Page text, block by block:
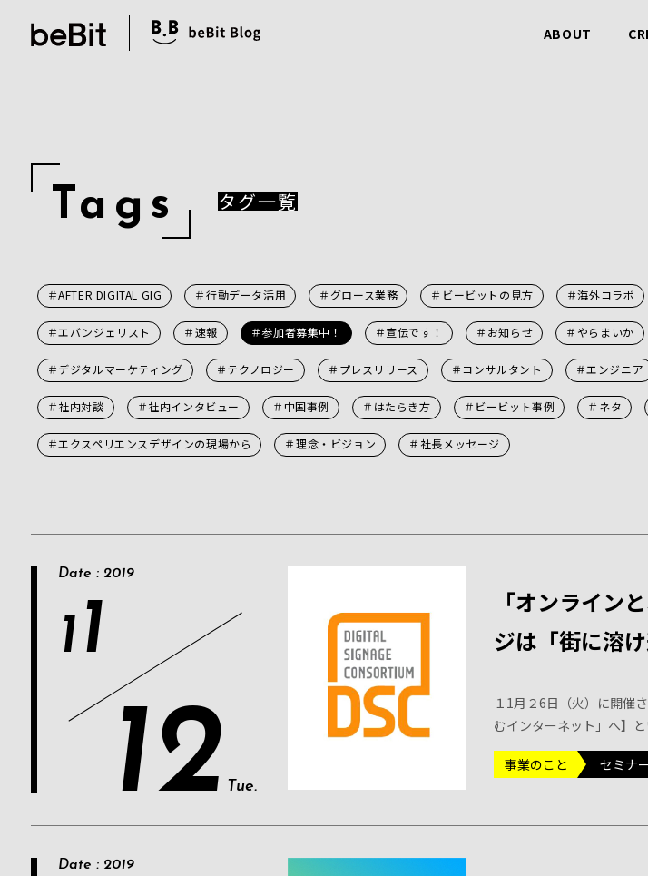
ABOUT
Ta g s タグ一覧
＃AFTER DIGITAL GIG ＃行動データ活用 ＃グロース業務 ＃ビービットの見方 ＃海外コラボ
＃エバンジェリスト ＃速報 ＃参加者募集中！ ＃宣伝です！ ＃お知らせ ＃やらまいか
＃デジタルマーケティング ＃テクノロジー ＃プレスリリース ＃コンサルタント ＃エンジニア
＃社内対談 ＃社内インタビュー ＃中国事例 ＃はたらき方 ＃ビービット事例 ＃ネタ
＃エクスペリエンスデザインの現場から ＃理念・ビジョン ＃社長メッセージ
Date : 2019
11
12 Tue.
「オンライン
ジは「街に溶
１1月２6日（火）に開催
むインターネット」へ】
事業のこと セミナ
Date : 2019